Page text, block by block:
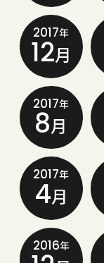
2017年
12月
2017年
8月
2017年
4月
2016年